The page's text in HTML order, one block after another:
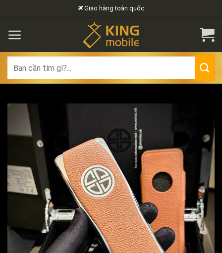
to
content
Giao hàng toàn quốc
for: